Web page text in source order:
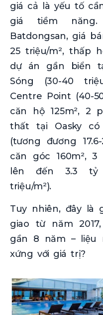
giá cả là yếu tố
giá tiềm
Batdongsan, giá
25 triệu/m², thấp
dự án gần biển
Sóng (30-40
Centre Point (40-
căn hộ 125m², 2
thất tại Oasky
(tương đương
căn góc 160m²,
lên đến 3.3 tỷ
triệu/m²).
Tuy nhiên, đây là
giao từ năm
gần 8 năm – liệu
xứng với giá trị?